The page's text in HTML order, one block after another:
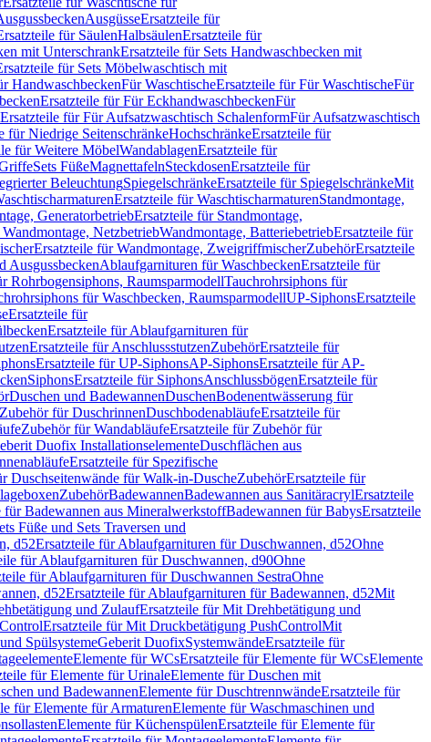
AusgüsseErsatzteile für
für SäulenHalbsäulenErsatzteile für
mit UnterschrankErsatzteile für Sets Handwaschbecken mit
für Sets Möbelwaschtisch mit
HandwaschbeckenFür WaschtischeErsatzteile für Für WaschtischeFür
Ersatzteile für Für EckhandwaschbeckenFür
Ersatzteile für Für Aufsatzwaschtisch SchalenformFür Aufsatzwaschtisch
für Niedrige SeitenschränkeHochschränkeErsatzteile für
für Weitere MöbelWandablagenErsatzteile für
Sets FüßeMagnettafelnSteckdosenErsatzteile für
BeleuchtungSpiegelschränkeErsatzteile für SpiegelschränkeMit
Ersatzteile für WaschtischarmaturenStandmontage,
GeneratorbetriebErsatzteile für Standmontage,
NetzbetriebWandmontage, BatteriebetriebErsatzteile für
Ersatzteile für Wandmontage, ZweigriffmischerZubehörErsatzteile
AusgussbeckenAblaufgarnituren für WaschbeckenErsatzteile für
Rohrbogensiphons, RaumsparmodellTauchrohrsiphons für
für Waschbecken, RaumsparmodellUP-SiphonsErsatzteile
Ersatzteile für
Ersatzteile für Ablaufgarnituren für
Ersatzteile für AnschlussstutzenZubehörErsatzteile für
Ersatzteile für UP-SiphonsAP-SiphonsErsatzteile für AP-
SiphonsErsatzteile für SiphonsAnschlussbögenErsatzteile für
Duschen und BadewannenDuschenBodenentwässerung für
für DuschrinnenDuschbodenabläufeErsatzteile für
Zubehör für WandabläufeErsatzteile für Zubehör für
Duofix InstallationselementeDuschflächen aus
Ersatzteile für Spezifische
Duschseitenwände für Walk-in-DuscheZubehörErsatzteile für
ZubehörBadewannenBadewannen aus SanitäracrylErsatzteile
für Badewannen aus MineralwerkstoffBadewannen für BabysErsatzteile
Füße und Sets Traversen und
d52Ersatzteile für Ablaufgarnituren für Duschwannen, d52Ohne
für Ablaufgarnituren für Duschwannen, d90Ohne
für Ablaufgarnituren für Duschwannen SestraOhne
d52Ersatzteile für Ablaufgarnituren für Badewannen, d52Mit
und ZulaufErsatzteile für Mit Drehbetätigung und
Ersatzteile für Mit Druckbetätigung PushControlMit
SpülsystemeGeberit DuofixSystemwändeErsatzteile für
Elemente für WCsErsatzteile für Elemente für WCsElemente
für Elemente für UrinaleElemente für Duschen mit
und BadewannenElemente für DuschtrennwändeErsatzteile für
für Elemente für ArmaturenElemente für Waschmaschinen und
Elemente für KüchenspülenErsatzteile für Elemente für